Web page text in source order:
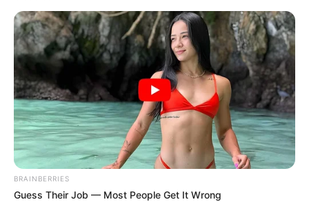
BRAINBERRIES
Guess Their Job — Most People Get It Wrong